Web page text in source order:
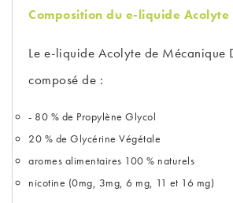
Composition du e-liquide Acolyte
Le e-liquide Acolyte de Mécanique
composé de :
- 80 % de Propylène Glycol
20 % de Glycérine Végétale
aromes alimentaires 100 % naturels
nicotine (0mg, 3mg, 6 mg, 11 et 16 mg)